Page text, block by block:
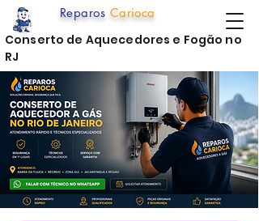
Reparos Carioca
Conserto de Aquecedores e Fogão no
RJ